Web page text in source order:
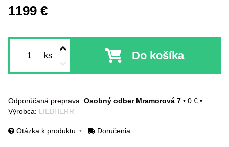
1199 €
ks Do košíka
Osobný odber Mramorová 7 • 0 € •
Výrobca: LIEBHERR
Otázka k produktu Doručenia